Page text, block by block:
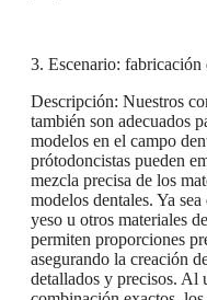
3. Escenario: fabricación
Descripción: Nuestros
también son adecuados
modelos en el campo
prótodoncistas pueden
mezcla precisa de los
modelos dentales. Ya
yeso u otros materiales
permiten proporciones
asegurando la creación
detallados y precisos. Al